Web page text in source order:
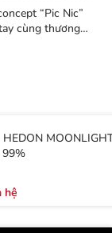
“Pic Nic”
cùng thương
HEDON
hệ